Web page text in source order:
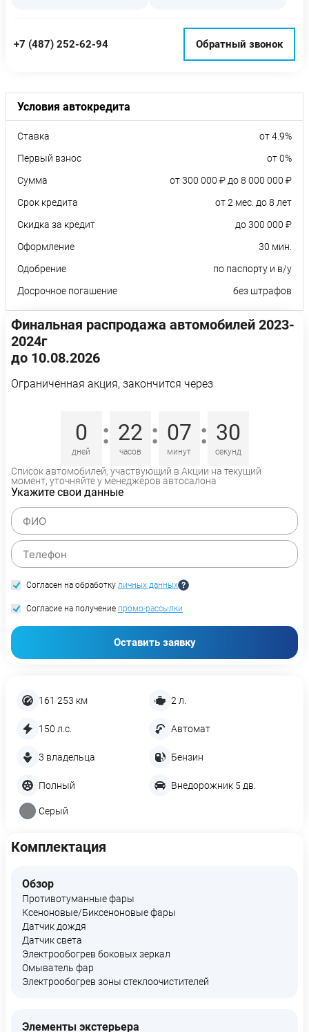
161 253 км 2 л.
150 л.с. Автомат
3 владельца Бензин
Полный Внедорожник 5 дв.
Серый
Комплектация
Обзор
Противотуманные фары
Ксеноновые/Биксеноновые фары
Датчик дождя
Датчик света
Электрообогрев боковых зеркал
Омыватель фар
Электрообогрев зоны стеклоочистителей
Элементы экстерьера
+7 (487) 252-62-94 Обратный звонок
Условия автокредита
Ставка
от 4.9%
Первый взнос
от 0%
Сумма
от 300 000 ₽ до 8 000 000 ₽
Срок кредита
от 2 мес. до 8 лет
Скидка за кредит
до 300 000 ₽
Оформление
30 мин.
Одобрение
по паспорту и в/у
Досрочное погашение
без штрафов
Финальная распродажа автомобилей 2023-
2024г
до 10.08.2026
Ограниченная акция, закончится через
0
дней
: 22
часов
: 07
минут
: 29
секунд
Список автомобилей, участвующий в Акции на текущий
момент, уточняйте у менеджеров автосалона
Укажите свои данные
Согласен на обработку личных данных
Согласие на получение промо-рассылки
Оставить заявку